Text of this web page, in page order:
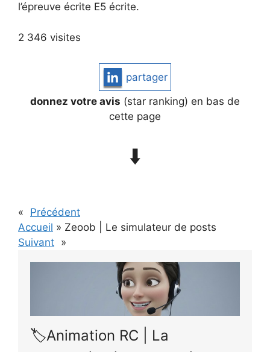
l’épreuve écrite E5 écrite.
2 346 visites
partager
donnez votre avis (star ranking) en bas de
cette page
⬇️
«
Précédent
Accueil » Zeoob | Le simulateur de posts
Suivant »
🏷️Animation RC | La